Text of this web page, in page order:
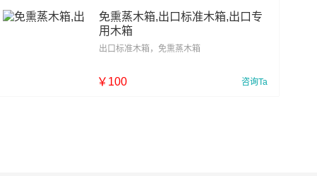
￥ 60
免熏蒸木箱,出口标准木箱,出口专
用木箱
出口标准木箱，免熏蒸木箱
￥ 100 咨询Ta